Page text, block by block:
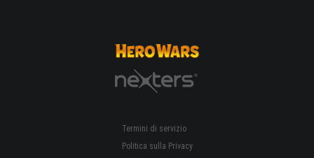
Termini di servizio
Politica sulla Privacy